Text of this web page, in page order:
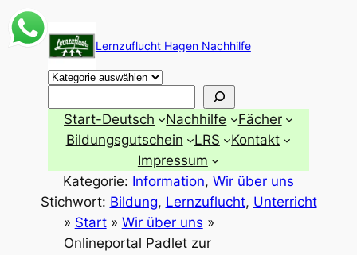
Zum
Inhalt
springen
Lernzuflucht Hagen Nachhilfe
Start-Deutsch Nachhilfe
Fächer
Bildungsgutschein
LRS
Kontakt
Impressum
Kategorie: Information, Wir über uns
Stichwort: Bildung, Lernzuflucht, Unterricht
» Start» Wir über uns »
Onlineportal Padlet zur